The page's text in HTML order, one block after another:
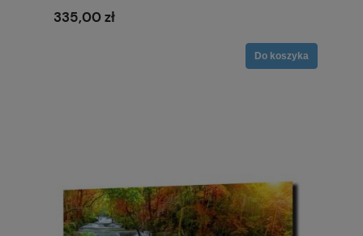
335,00 zł
Do koszyka